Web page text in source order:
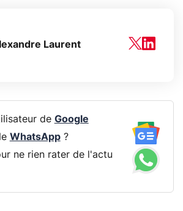
Laurent
de Google
WhatsApp?
ne rien rater de l'actu